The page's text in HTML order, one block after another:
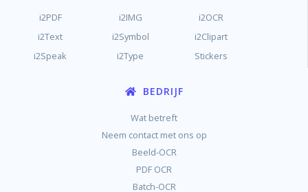
i2PDF i2IMG
i2OCR
i2Text
i2Symbol
i2Clipart
i2Speak
i2Type Stickers
BEDRIJF
Wat betreft
Neem contact met ons op
Beeld-OCR
PDF OCR
Batch-OCR